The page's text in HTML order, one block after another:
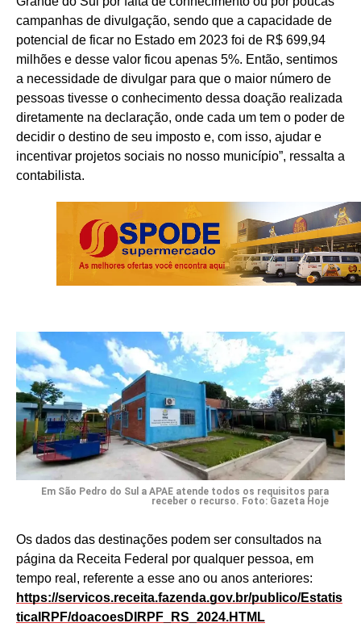
campanhas de divulgação, sendo que a capacidade de
potencial de ficar no Estado em 2023 foi de R$ 699,94
milhões e desse valor ficou apenas 5%. Então, sentimos
a necessidade de divulgar para que o maior número de
pessoas tivesse o conhecimento dessa doação realizada
diretamente na declaração, onde cada um tem o poder de
decidir o destino de seu imposto e, com isso, ajudar e
incentivar projetos sociais no nosso município”, ressalta a
contabilista.
Em São Pedro do Sul a APAE atende todos os requisitos para
receber o recurso. Foto: Gazeta Hoje
Os dados das destinações podem ser consultados na
página da Receita Federal por qualquer pessoa, em
tempo real, referente a esse ano ou anos anteriores:
https://servicos.receita.fazenda.gov.br/publico/Estatis
ticaIRPF/doacoesDIRPF_RS_2024.HTML